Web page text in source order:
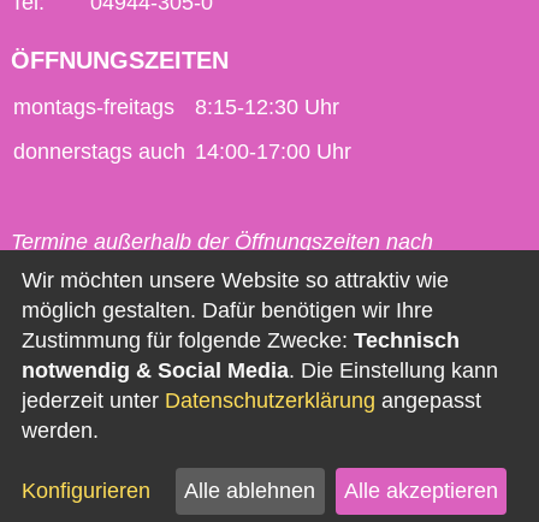
ÖFFNUNGSZEITEN
montags-freitags
8:15-12:30 Uhr
donnerstags auch 14:00-17:00 Uhr
Termine außerhalb der Öffnungszeiten nach
vorheriger Vereinbarung möglich.
Kontakt
Impressum
Datenschutz
Newsletter abonnieren
Wir möchten unsere Website so attraktiv wie
möglich gestalten. Dafür benötigen wir Ihre
Zustimmung für folgende Zwecke: Technisch
notwendig & Social Media. Die Einstellung kann
jederzeit unter Datenschutzerklärung angepasst
werden.
Konfigurieren Alle ablehnen Alle akzeptieren